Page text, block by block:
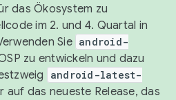
das Ökosystem zu
im 2. und 4. Quartal in
Sie android-
zu entwickeln und dazu
android-latest-
auf das neueste Release, das